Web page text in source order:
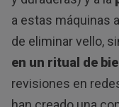
a estas máquinas
de eliminar vello,
en un ritual de
revisiones en